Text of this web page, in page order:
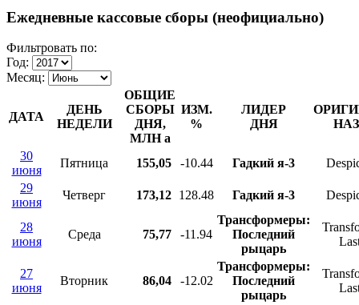
Ежедневные кассовые сборы (неофициально)
Фильтровать по:
Год:
Месяц:
ДАТА
ДЕНЬ
НЕДЕЛИ
ОБЩИЕ
СБОРЫ
ДНЯ,
МЛНa
ИЗМ.
%
ЛИДЕР
ДНЯ
30
июня
Пятница 155,05 -10.44 Гадкий я-3
29
июня
Четверг 173,12 128.48 Гадкий я-3
28
июня
Среда 75,77 -11.94
Трансформеры:
Последний
рыцарь
27
июня
Вторник 86,04 -12.02
Трансформеры:
Последний
рыцарь